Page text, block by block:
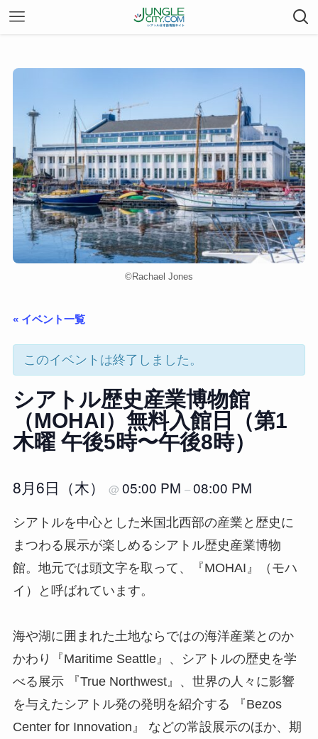
©︎Rachael Jones
« イベント一覧
このイベントは終了しました。
シアトル歴史産業博物館
（MOHAI）無料入館日（第1
木曜 午後5時〜午後8時）
8月6日（木） @ 05:00 PM –08:00 PM
シアトルを中心とした米国北西部の産業と歴史に
まつわる展示が楽しめるシアトル歴史産業博物
館。地元では頭文字を取って、『MOHAI』（モハ
イ）と呼ばれています。
海や湖に囲まれた土地ならではの海洋産業とのか
かわり『Maritime Seattle』、シアトルの歴史を学
べる展示 『True Northwest』、世界の人々に影響
を与えたシアトル発の発明を紹介する 『Bezos
Center for Innovation』 などの常設展示のほか、期